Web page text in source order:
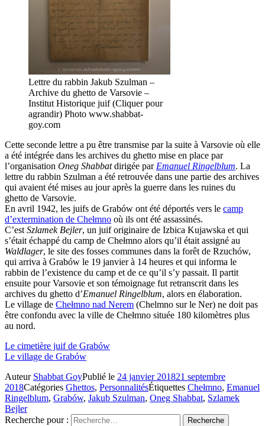
Lettre du rabbin Jakub Szulman –
Archive du ghetto de Varsovie –
Institut Historique juif (Cliquer pour
agrandir) Photo www.shabbat-
goy.com
Cette seconde lettre a pu être transmise par la suite à Varsovie où elle
a été intégrée dans les archives du ghetto mise en place par
l’organisation Oneg Shabbatdirigée par Emanuel Ringelblum. La
lettre du rabbin Szulman a été retrouvée dans une partie des archives
qui avaient été mises au jour après la guerre dans les ruines du
ghetto de Varsovie.
En avril 1942, les juifs de Grabów ont été déportés vers le camp
d’extermination de Chełmno où ils ont été assassinés.
C’est Szlamek Bejler, un juif originaire de Izbica Kujawska et qui
s’était échappé du camp de Chełmno alors qu’il était assigné au
Waldlager, le site des fosses communes dans la forêt de Rzuchów,
qui arriva à Grabów le 19 janvier à 14 heures et qui informa le
rabbin de l’existence du camp et de ce qu’il s’y passait. Il partit
ensuite pour Varsovie et son témoignage fut retranscrit dans les
archives du ghetto d’Emanuel Ringelblum, alors en élaboration.
Le village de Chełmno nad Nerem (Chelmno sur le Ner) ne doit pas
être confondu avec la ville de Chełmno située 180 kilomètres plus
au nord.
Le cimetière juif de Grabów
Le village de Grabów
Auteur Shabbat GoyPublié le 24 janvier 201821 septembre
2018Catégories Ghettos, PersonnalitésÉtiquettes Chełmno, Emanuel
Ringelblum, Grabów, Jakub Szulman, Oneg Shabbat, Szlamek
Bejler
Recherche pour :
Recherche